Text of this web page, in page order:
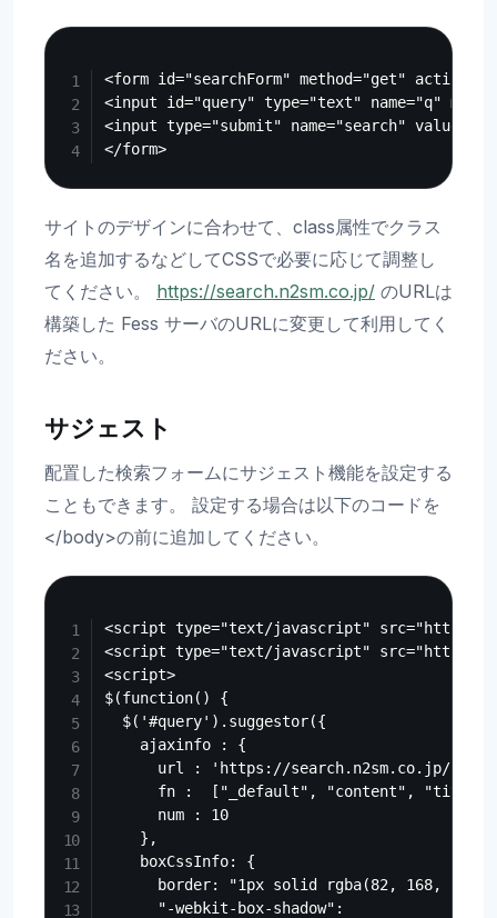
<form id="searchForm" method="get"
<input id="query" type="text" name="q"
<input type="submit" name="search" value="検
サイトのデザインに合わせて、class属性でクラス
名を追加するなどしてCSSで必要に応じて調整し
てください。 https://search.n2sm.co.jp/ のURLは
構築した Fess サーバのURLに変更して利用してく
ださい。
サジェスト
配置した検索フォームにサジェスト機能を設定する
こともできます。 設定する場合は以下のコードを
</body>の前に追加してください。
<script type="text/javascript" src="https://
<script type="text/javascript" src="https://
<script>
$(function() {
  $('#query').suggestor({
    ajaxinfo : {
url : 'https://search.n2sm.co.jp/api/
fn :  ["_default", "content",
      num : 10
    },
    boxCssInfo: {
border: "1px solid rgba(82, 168, 236,
      "-webkit-box-shadow":